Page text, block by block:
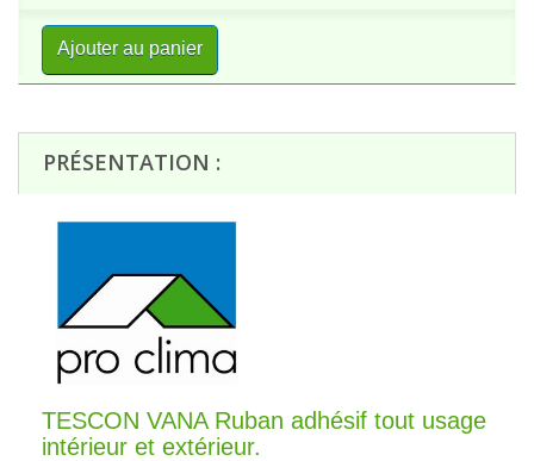
Ajouter au panier
PRÉSENTATION :
TESCON VANA Ruban adhésif tout usage
intérieur et extérieur.